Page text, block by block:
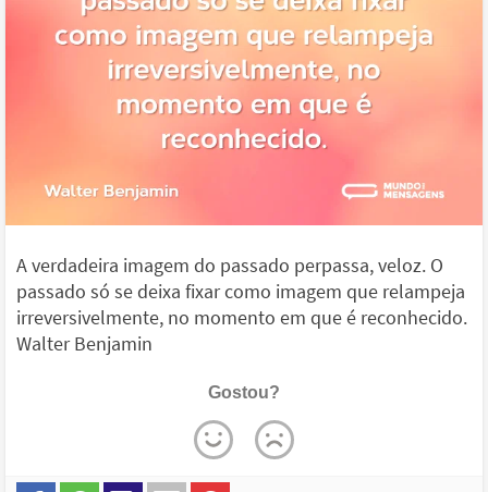
A verdadeira imagem do passado perpassa, veloz. O
passado só se deixa fixar como imagem que relampeja
irreversivelmente, no momento em que é reconhecido.
Walter Benjamin
Gostou?